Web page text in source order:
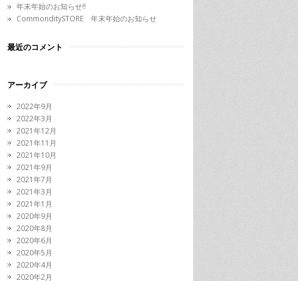
年末年始のお知らせ!!
CommonditySTORE 年末年始のお知らせ
最近のコメント
アーカイブ
2022年9月
2022年3月
2021年12月
2021年11月
2021年10月
2021年9月
2021年7月
2021年3月
2021年1月
2020年9月
2020年8月
2020年6月
2020年5月
2020年4月
2020年2月